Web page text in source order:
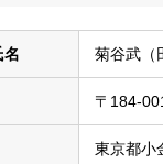
名 菊谷武（
〒184-
東京都小